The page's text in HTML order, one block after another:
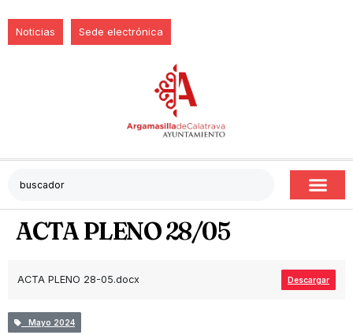
Noticias Sede electrónica
ACTA PLENO 28/05
ACTA PLENO 28-05.docx Descargar
Mayo 2024